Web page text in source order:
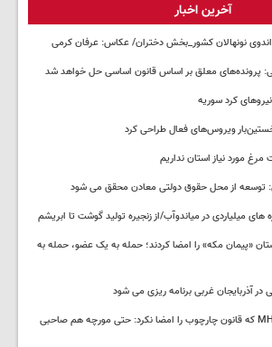
آخرین اخبار
نونهالان کشور_بخش دختران/ عکاس: عرفان کرمی
پرونده‌های معلق بر اساس قانون اساسی حل خواهد شد
کرد سوریه
ویروس‌های فعال طراحی کرد
مورد نیاز استان نداریم
توسعه از محل حقوق دولتی معادن محقق می شود
های میلیاردی در میاندوآب/از زنجیره تولید گوشت تا ابریشم
«پیمان مکه» را امضا کردند؛ حمله به یک عضو، حمله به
آذربایجان غربی برنامه ریزی می شود
پیام معنادار نماینده MHP که قانون چارچوب را امضا نکرد: حتی مورچه هم صاحبی